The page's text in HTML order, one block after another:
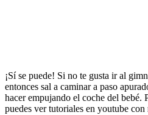
¡Sí se puede! Si no te gusta ir al
entonces sal a caminar a paso
hacer empujando el coche del bebé.
puedes ver tutoriales en youtube